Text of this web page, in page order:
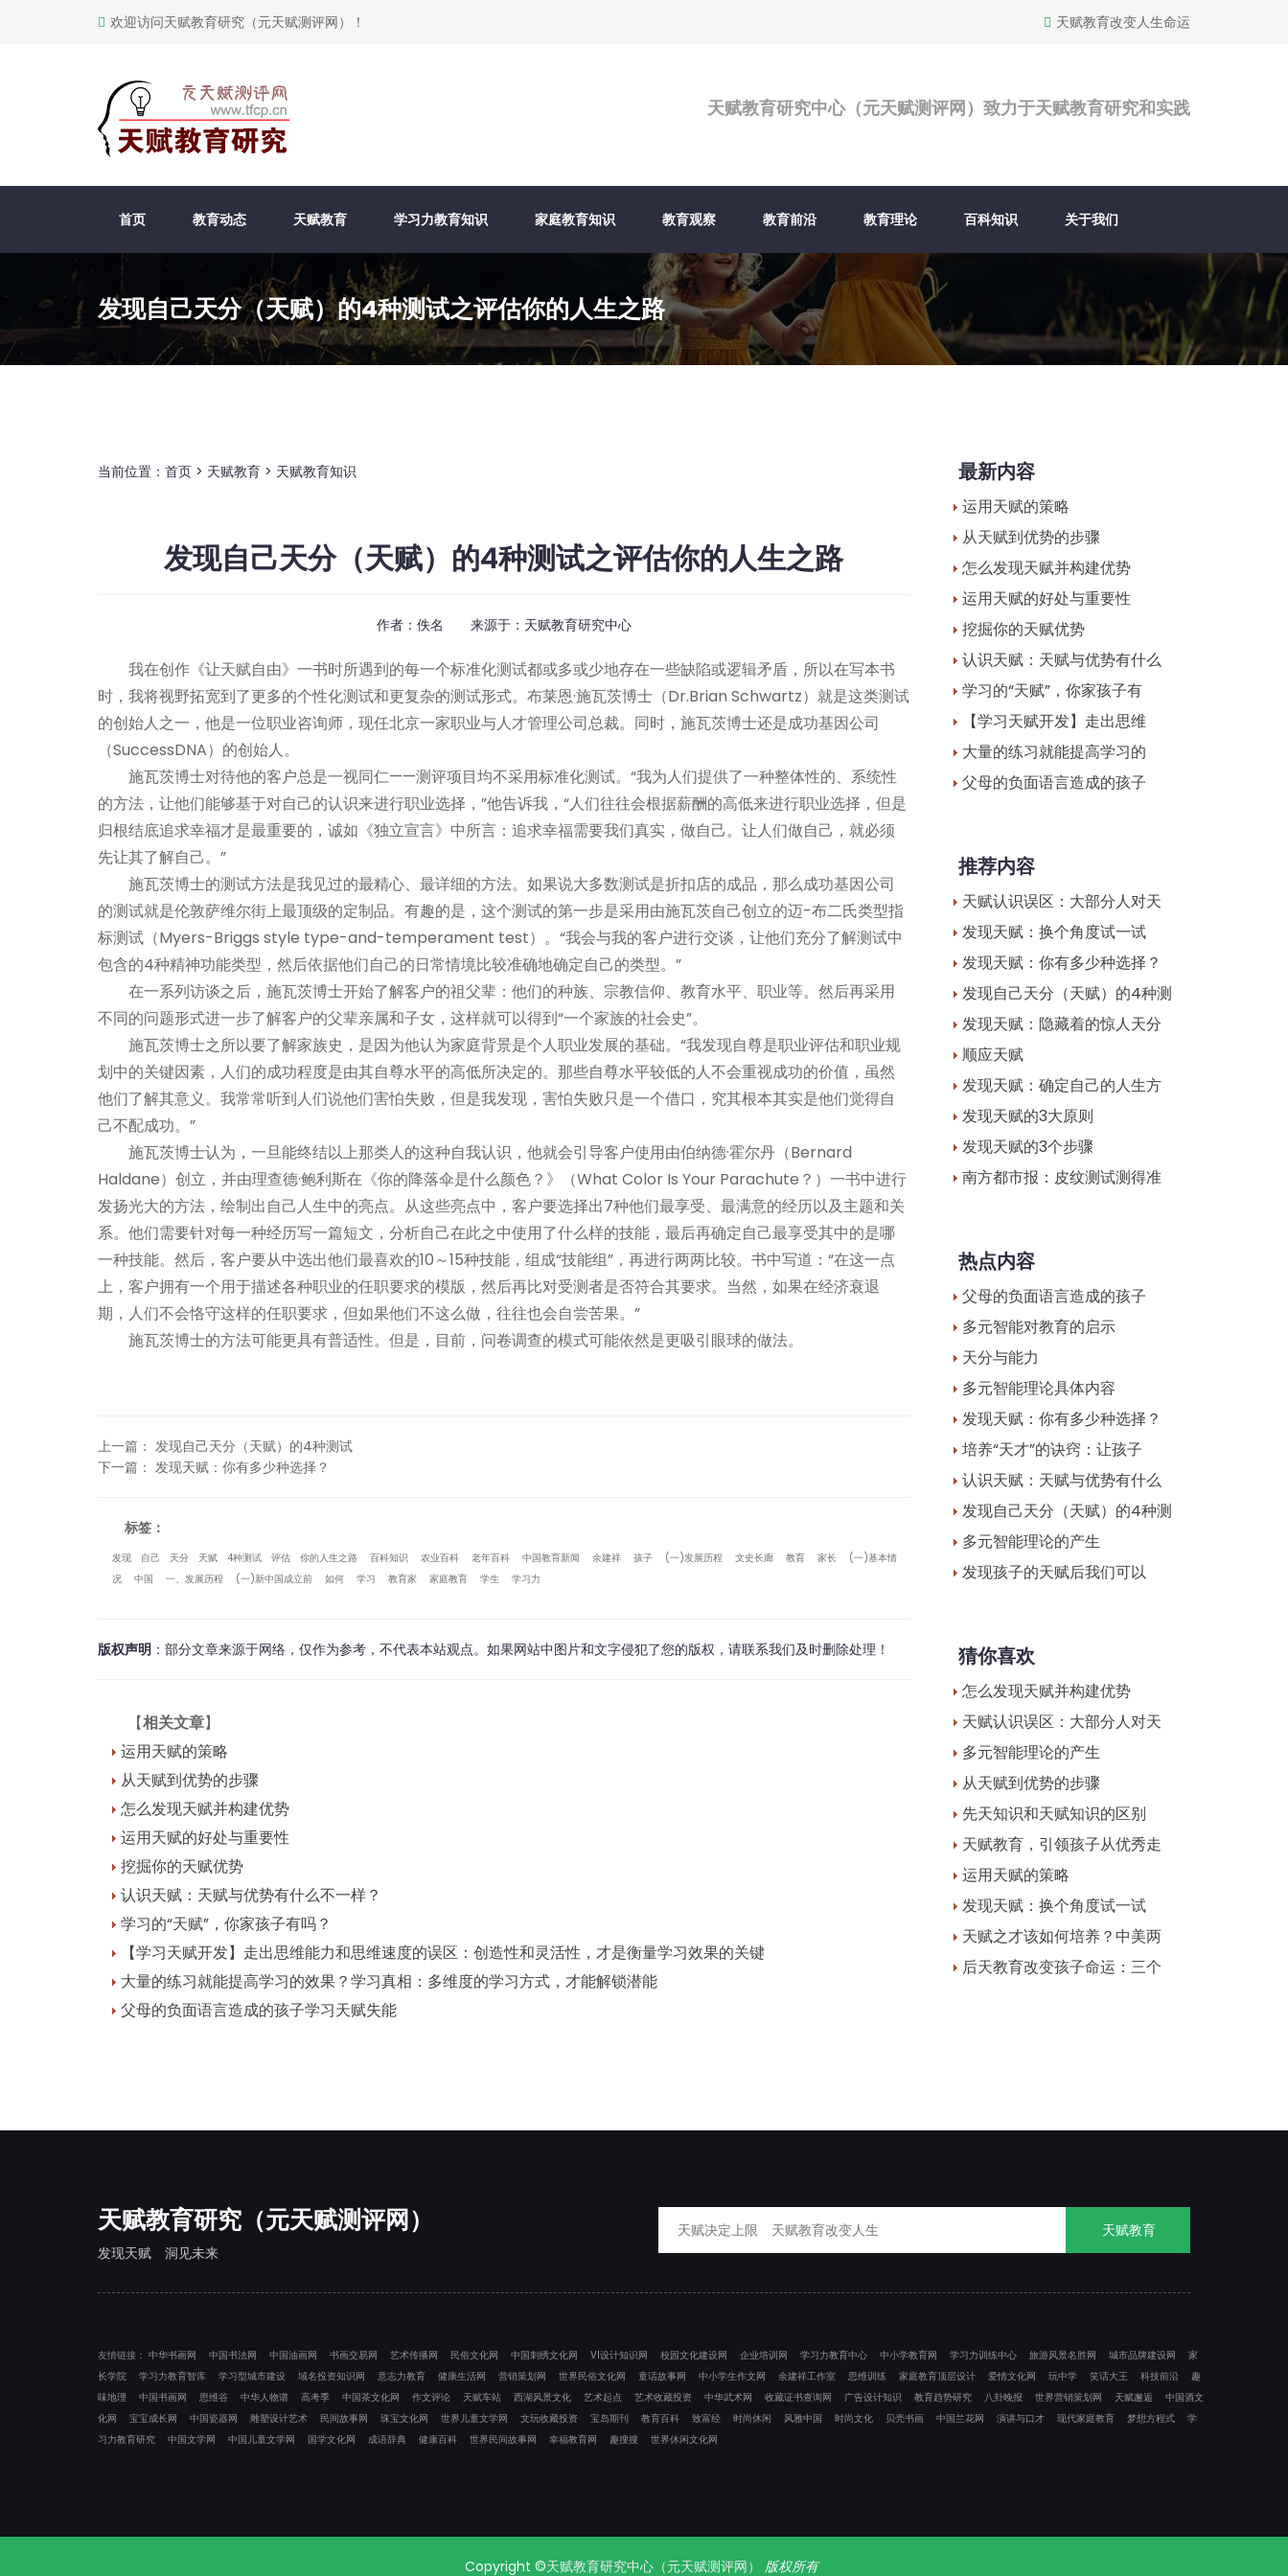
欢迎访问天赋教育研究（元天赋测评网）！ 天赋教育改变人生命运
天赋教育研究中心（元天赋测评网）致力于天赋教育研究和实践
首页 教育动态 天赋教育 学习力教育知识 家庭教育知识 教育观察 教育前沿 教育理论 百科知识 关于我们
发现自己天分（天赋）的4种测试之评估你的人生之路
当前位置： 首页 > 天赋教育 > 天赋教育知识
发现自己天分（天赋）的4种测试之评估你的人生之路
作者：佚名 来源于： 天赋教育研究中心
我在创作《让天赋自由》一书时所遇到的每一个标准化测试都或多或少地存在一些缺陷或逻辑矛盾，所以在写本书
时，我将视野拓宽到了更多的个性化测试和更复杂的测试形式。布莱恩·施瓦茨博士（Dr.Brian Schwartz）就是这类测试
的创始人之一，他是一位职业咨询师，现任北京一家职业与人才管理公司总裁。同时，施瓦茨博士还是成功基因公司
（SuccessDNA）的创始人。
施瓦茨博士对待他的客户总是一视同仁——测评项目均不采用标准化测试。“我为人们提供了一种整体性的、系统性
的方法，让他们能够基于对自己的认识来进行职业选择，”他告诉我，“人们往往会根据薪酬的高低来进行职业选择，但是
归根结底追求幸福才是最重要的，诚如《独立宣言》中所言：追求幸福需要我们真实，做自己。让人们做自己，就必须
先让其了解自己。”
施瓦茨博士的测试方法是我见过的最精心、最详细的方法。如果说大多数测试是折扣店的成品，那么成功基因公司
的测试就是伦敦萨维尔街上最顶级的定制品。有趣的是，这个测试的第一步是采用由施瓦茨自己创立的迈-布二氏类型指
标测试（Myers-Briggs style type-and-temperament test）。“我会与我的客户进行交谈，让他们充分了解测试中
包含的4种精神功能类型，然后依据他们自己的日常情境比较准确地确定自己的类型。”
在一系列访谈之后，施瓦茨博士开始了解客户的祖父辈：他们的种族、宗教信仰、教育水平、职业等。然后再采用
不同的问题形式进一步了解客户的父辈亲属和子女，这样就可以得到“一个家族的社会史”。
施瓦茨博士之所以要了解家族史，是因为他认为家庭背景是个人职业发展的基础。“我发现自尊是职业评估和职业规
划中的关键因素，人们的成功程度是由其自尊水平的高低所决定的。那些自尊水平较低的人不会重视成功的价值，虽然
他们了解其意义。我常常听到人们说他们害怕失败，但是我发现，害怕失败只是一个借口，究其根本其实是他们觉得自
己不配成功。”
施瓦茨博士认为，一旦能终结以上那类人的这种自我认识，他就会引导客户使用由伯纳德·霍尔丹（Bernard
Haldane）创立，并由理查德·鲍利斯在《你的降落伞是什么颜色？》（What Color Is Your Parachute？）一书中进行
发扬光大的方法，绘制出自己人生中的亮点。从这些亮点中，客户要选择出7种他们最享受、最满意的经历以及主题和关
系。他们需要针对每一种经历写一篇短文，分析自己在此之中使用了什么样的技能，最后再确定自己最享受其中的是哪
一种技能。然后，客户要从中选出他们最喜欢的10～15种技能，组成“技能组”，再进行两两比较。书中写道：“在这一点
上，客户拥有一个用于描述各种职业的任职要求的模版，然后再比对受测者是否符合其要求。当然，如果在经济衰退
期，人们不会恪守这样的任职要求，但如果他们不这么做，往往也会自尝苦果。”
施瓦茨博士的方法可能更具有普适性。但是，目前，问卷调查的模式可能依然是更吸引眼球的做法。
上一篇 ： 发现自己天分（天赋）的4种测试
下一篇 ： 发现天赋：你有多少种选择？
标签：
发现 自己 天分 天赋 4种测试 评估 你的人生之路 百科知识 农业百科 老年百科 中国教育新闻 余建祥 孩子 (一)发展历程 文史长廊 教育 家长
(一)基本情
况
中国 一、发展历程 (一)新中国成立前 如何 学习 教育家 家庭教育 学生 学习力
版权声明 ：部分文章来源于网络，仅作为参考，不代表本站观点。如果网站中图片和文字侵犯了您的版权，请联系我们及时删除处理！
【相关文章】
运用天赋的策略
从天赋到优势的步骤
怎么发现天赋并构建优势
运用天赋的好处与重要性
挖掘你的天赋优势
认识天赋：天赋与优势有什么不一样？
学习的“天赋”，你家孩子有吗？
【学习天赋开发】走出思维能力和思维速度的误区：创造性和灵活性，才是衡量学习效果的关键
大量的练习就能提高学习的效果？学习真相：多维度的学习方式，才能解锁潜能
父母的负面语言造成的孩子学习天赋失能
最新内容
运用天赋的策略
从天赋到优势的步骤
怎么发现天赋并构建优势
运用天赋的好处与重要性
挖掘你的天赋优势
认识天赋：天赋与优势有什么
学习的“天赋”，你家孩子有
【学习天赋开发】走出思维
大量的练习就能提高学习的
父母的负面语言造成的孩子
推荐内容
天赋认识误区：大部分人对天
发现天赋：换个角度试一试
发现天赋：你有多少种选择？
发现自己天分（天赋）的4种测
发现天赋：隐藏着的惊人天分
顺应天赋
发现天赋：确定自己的人生方
发现天赋的3大原则
发现天赋的3个步骤
南方都市报：皮纹测试测得准
热点内容
父母的负面语言造成的孩子
多元智能对教育的启示
天分与能力
多元智能理论具体内容
发现天赋：你有多少种选择？
培养“天才”的诀窍：让孩子
认识天赋：天赋与优势有什么
发现自己天分（天赋）的4种测
多元智能理论的产生
发现孩子的天赋后我们可以
猜你喜欢
怎么发现天赋并构建优势
天赋认识误区：大部分人对天
多元智能理论的产生
从天赋到优势的步骤
先天知识和天赋知识的区别
天赋教育，引领孩子从优秀走
运用天赋的策略
发现天赋：换个角度试一试
天赋之才该如何培养？中美两
后天教育改变孩子命运：三个
天赋教育研究（元天赋测评网）
发现天赋 洞见未来
天赋教育
友情链接： 中华书画网 中国书法网 中国油画网 书画交易网 艺术传播网 民俗文化网 中国刺绣文化网 VI设计知识网 校园文化建设网 企业培训网 学习力教育中心 中小学教育网 学习力训练中心 旅游风景名胜网 城市品牌建设网
家
长学院
学习力教育智库 学习型城市建设 域名投资知识网 意志力教育 健康生活网 营销策划网 世界民俗文化网 童话故事网 中小学生作文网 余建祥工作室 思维训练 家庭教育顶层设计 爱情文化网 玩中学 笑话大王 科技前沿
趣
味地理
中国书画网 思维谷 中华人物谱 高考季 中国茶文化网 作文评论 天赋车站 西湖风景文化 艺术起点 艺术收藏投资 中华武术网 收藏证书查询网 广告设计知识 教育趋势研究 八卦晚报 世界营销策划网 天赋邂逅
中国酒文
化网
宝宝成长网 中国瓷器网 雕塑设计艺术 民间故事网 珠宝文化网 世界儿童文学网 文玩收藏投资 宝岛期刊 教育百科 致富经 时尚休闲 风雅中国 时尚文化 贝壳书画 中国兰花网 演讲与口才 现代家庭教育 梦想方程式
学
习力教育研究
中国文学网 中国儿童文学网 国学文化网 成语辞典 健康百科 世界民间故事网 幸福教育网 趣搜搜 世界休闲文化网
Copyright ©天赋教育研究中心（元天赋测评网） 版权所有